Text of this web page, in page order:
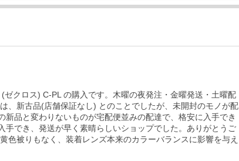
クロス) C-PL の購入です。木曜の夜発注・金曜発送・土曜配
、新古品(店舗保証なし) とのことでしたが、未開封のモノが配
品と変わりないものが宅配便並みの配達で、格安に入手でき
手でき、発送が早く素晴らしいショップでした。ありがとうご
色被りもなく、装着レンズ本来のカラーバランスに影響を与え